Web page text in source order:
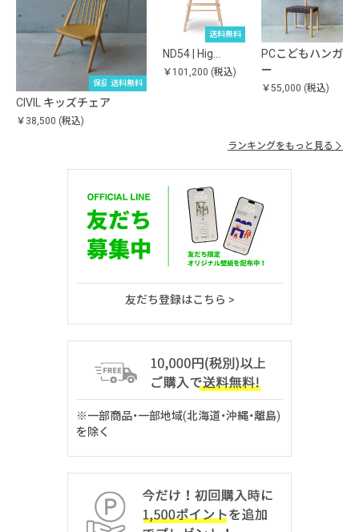
保証期間10年
送料無料
CIVIL キッズチェア
￥38,500 (税込)
送料無料
ND54 | Hig…
￥101,200 (税込)
PCこどもハンガ
ー
￥55,000 (税込)
ランキングをもっと見る
友だち登録はこちら >
※一部商品・一部地域(北海道・沖縄・離島)
を除く